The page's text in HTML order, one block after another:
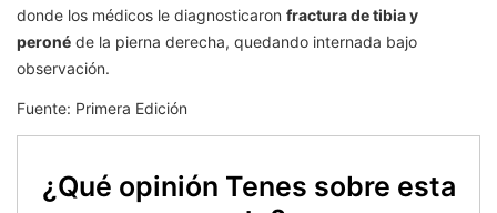
donde los médicos le diagnosticaron fractura de tibia y
peroné de la pierna derecha, quedando internada bajo
observación.
Fuente: Primera Edición
¿Qué opinión Tenes sobre esta